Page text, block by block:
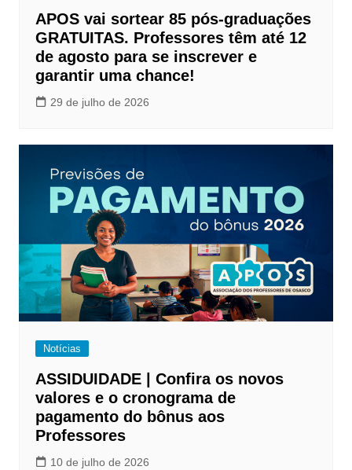
APOS vai sortear 85 pós-graduações
GRATUITAS. Professores têm até 12
de agosto para se inscrever e
garantir uma chance!
29 de julho de 2026
Notícias
ASSIDUIDADE | Confira os novos
valores e o cronograma de
pagamento do bônus aos
Professores
10 de julho de 2026